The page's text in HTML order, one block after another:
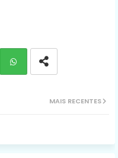
ap
MAIS RECENTES